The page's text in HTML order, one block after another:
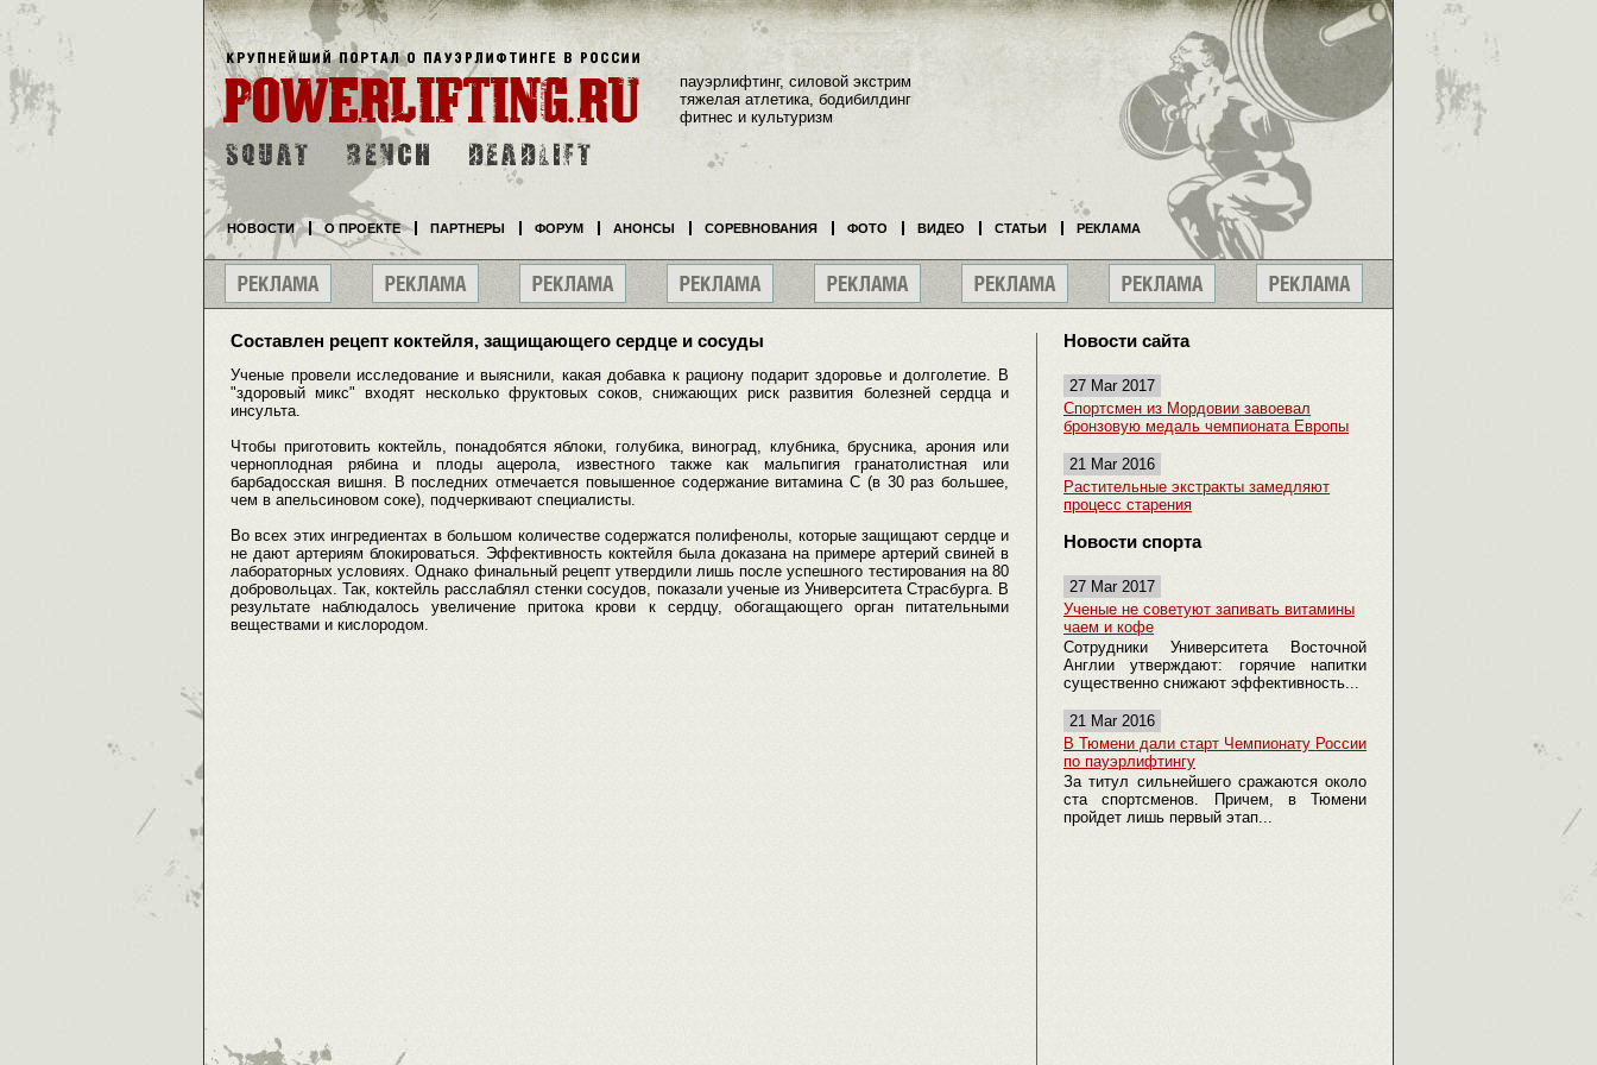
Составлен рецепт коктейля, защищающего сердце и сосуды
Ученые провели исследование и выяснили, какая добавка к рациону подарит здоровье и долголетие. В
"здоровый микс" входят несколько фруктовых соков, снижающих риск развития болезней сердца и
инсульта.
Чтобы приготовить коктейль, понадобятся яблоки, голубика, виноград, клубника, брусника, арония или
черноплодная рябина и плоды ацерола, известного также как мальпигия гранатолистная или
барбадосская вишня. В последних отмечается повышенное содержание витамина С (в 30 раз большее,
чем в апельсиновом соке), подчеркивают специалисты.
Во всех этих ингредиентах в большом количестве содержатся полифенолы, которые защищают сердце и
не дают артериям блокироваться. Эффективность коктейля была доказана на примере артерий свиней в
лабораторных условиях. Однако финальный рецепт утвердили лишь после успешного тестирования на 80
добровольцах. Так, коктейль расслаблял стенки сосудов, показали ученые из Университета Страсбурга. В
результате наблюдалось увеличение притока крови к сердцу, обогащающего орган питательными
веществами и кислородом.
Новости сайта
27 Mar 2017
Спортсмен из Мордовии завоевал
бронзовую медаль чемпионата Европы
21 Mar 2016
Растительные экстракты замедляют
процесс старения
Новости спорта
27 Mar 2017
Ученые не советуют запивать витамины
чаем и кофе
Сотрудники Университета Восточной
Англии утверждают: горячие напитки
существенно снижают эффективность...
21 Mar 2016
В Тюмени дали старт Чемпионату России
по пауэрлифтингу
За титул сильнейшего сражаются около
ста спортсменов. Причем, в Тюмени
пройдет лишь первый этап...
пауэрлифтинг, силовой экстрим
тяжелая атлетика, бодибилдинг
фитнес и культуризм
НОВОСТИ О ПРОЕКТЕ ПАРТНЕРЫ ФОРУМ АНОНСЫ СОРЕВНОВАНИЯ ФОТО ВИДЕО СТАТЬИ РЕКЛАМА